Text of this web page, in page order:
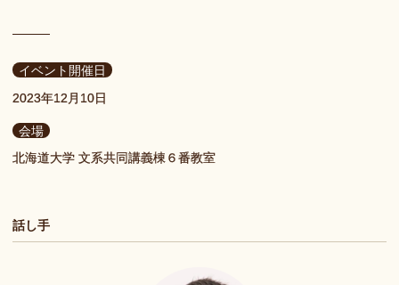
イベント開催日
2023年12月10日
会場
北海道大学 文系共同講義棟６番教室
話し手